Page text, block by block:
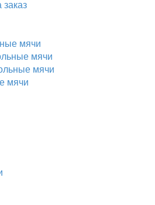
мячи
мячи
мячи
мячи